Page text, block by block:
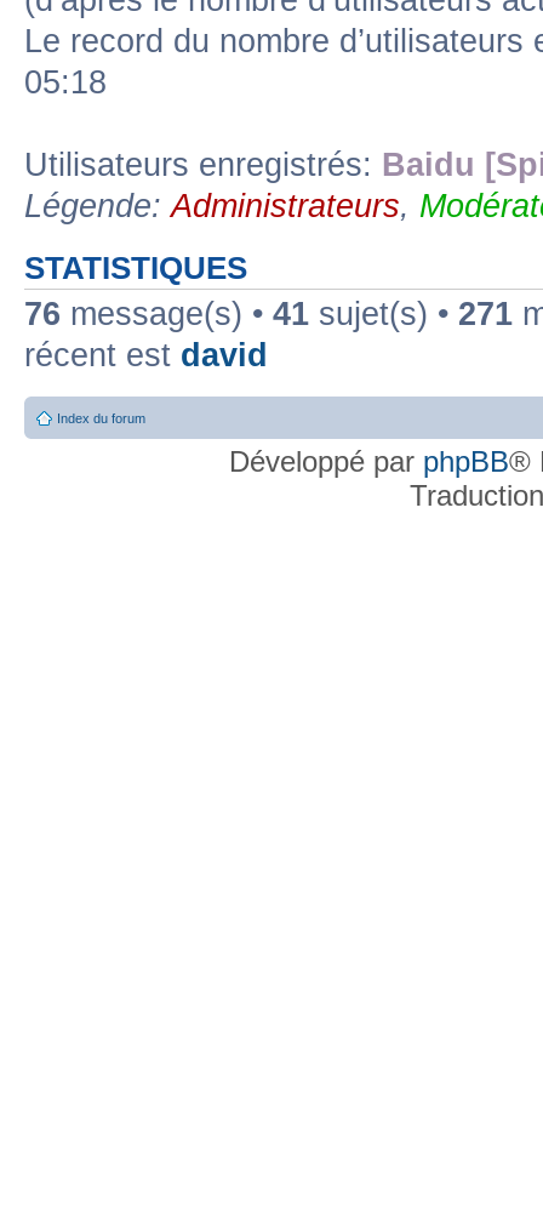
Le record du nombre
05:18
Utilisateurs enregistrés: Baidu
Légende:Administrateurs,
STATISTIQUES
76 message(s) • 41 sujet(s) • 271
récent est david
Index du forum
Développé par phpBB®